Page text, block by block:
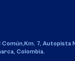
Común,Km. 7, Autopista
Colombia.